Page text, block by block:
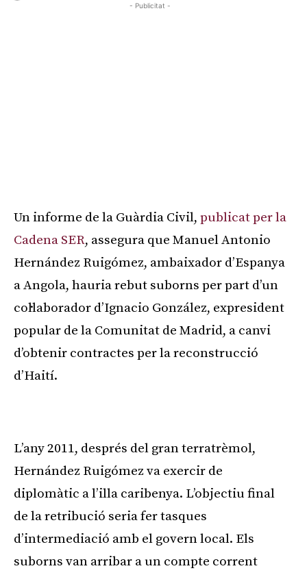
- Publicitat -
Un informe de la Guàrdia Civil, publicat per la
Cadena SER, assegura que Manuel Antonio
Hernández Ruigómez, ambaixador d’Espanya
a Angola, hauria rebut suborns per part d’un
col·laborador d’Ignacio González, expresident
popular de la Comunitat de Madrid, a canvi
d’obtenir contractes per la reconstrucció
d’Haití.
L’any 2011, després del gran terratrèmol,
Hernández Ruigómez va exercir de
diplomàtic a l’illa caribenya. L’objectiu final
de la retribució seria fer tasques
d’intermediació amb el govern local. Els
suborns van arribar a un compte corrent